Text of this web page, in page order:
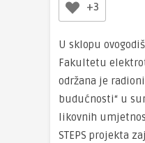
+3
U sklopu
Fakultetu
održana je
budućnosti“ u
likovnih
STEPS projekta